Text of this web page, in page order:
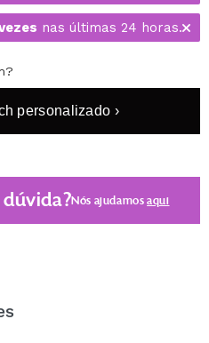
nas últimas 24 horas.
personalizado ›
Nós ajudamosaqui